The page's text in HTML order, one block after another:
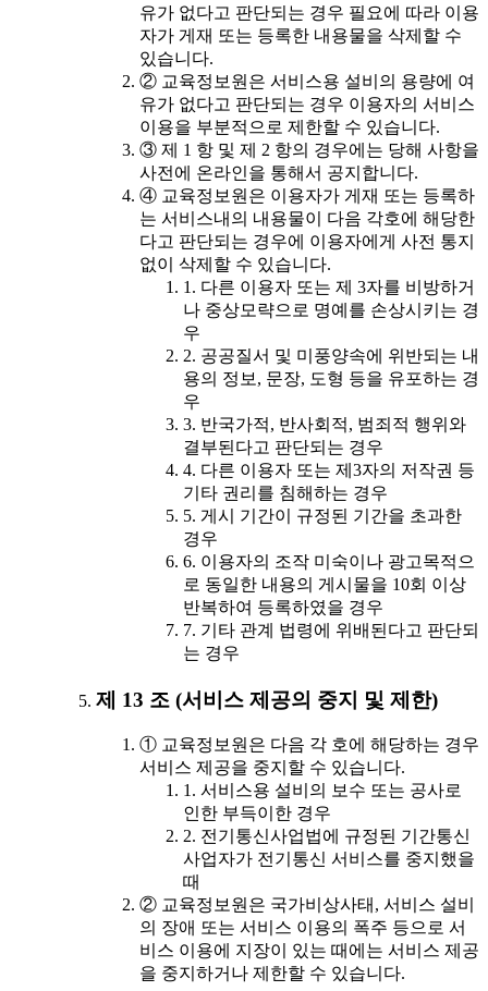
유가 없다고 판단되는 경우 필요에 따라 이용
자가 게재 또는 등록한 내용물을 삭제할 수
있습니다.
② 교육정보원은 서비스용 설비의 용량에 여
유가 없다고 판단되는 경우 이용자의 서비스
이용을 부분적으로 제한할 수 있습니다.
③ 제 1 항 및 제 2 항의 경우에는 당해 사항을
사전에 온라인을 통해서 공지합니다.
④ 교육정보원은 이용자가 게재 또는 등록하
는 서비스내의 내용물이 다음 각호에 해당한
다고 판단되는 경우에 이용자에게 사전 통지
없이 삭제할 수 있습니다.
1. 다른 이용자 또는 제 3자를 비방하거
나 중상모략으로 명예를 손상시키는 경
우
2. 공공질서 및 미풍양속에 위반되는 내
용의 정보, 문장, 도형 등을 유포하는 경
우
3. 반국가적, 반사회적, 범죄적 행위와
결부된다고 판단되는 경우
4. 다른 이용자 또는 제3자의 저작권 등
기타 권리를 침해하는 경우
5. 게시 기간이 규정된 기간을 초과한
경우
6. 이용자의 조작 미숙이나 광고목적으
로 동일한 내용의 게시물을 10회 이상
반복하여 등록하였을 경우
7. 기타 관계 법령에 위배된다고 판단되
는 경우
제 13 조 (서비스 제공의 중지 및 제한)
① 교육정보원은 다음 각 호에 해당하는 경우
서비스 제공을 중지할 수 있습니다.
1. 서비스용 설비의 보수 또는 공사로
인한 부득이한 경우
2. 전기통신사업법에 규정된 기간통신
사업자가 전기통신 서비스를 중지했을
때
② 교육정보원은 국가비상사태, 서비스 설비
의 장애 또는 서비스 이용의 폭주 등으로 서
비스 이용에 지장이 있는 때에는 서비스 제공
을 중지하거나 제한할 수 있습니다.